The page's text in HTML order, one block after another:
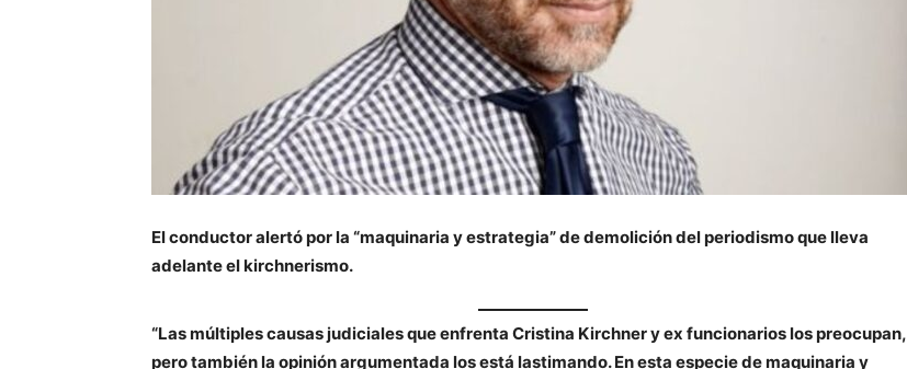
El conductor alertó por la “maquinaria y estrategia” de demolición del periodismo que lleva
adelante el kirchnerismo.
“Las múltiples causas judiciales que enfrenta Cristina Kirchner y ex funcionarios los preocupan,
pero también la opinión argumentada los está lastimando. En esta especie de maquinaria y